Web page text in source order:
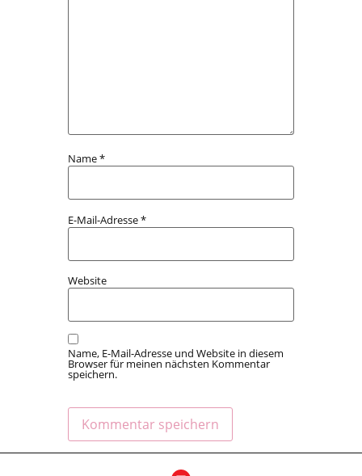
Name*
E-Mail-Adresse*
Website
Name, E-Mail-Adresse und Website in diesem
Browser für meinen nächsten Kommentar
speichern.